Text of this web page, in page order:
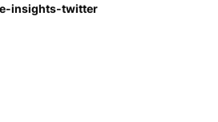
insights-twitter